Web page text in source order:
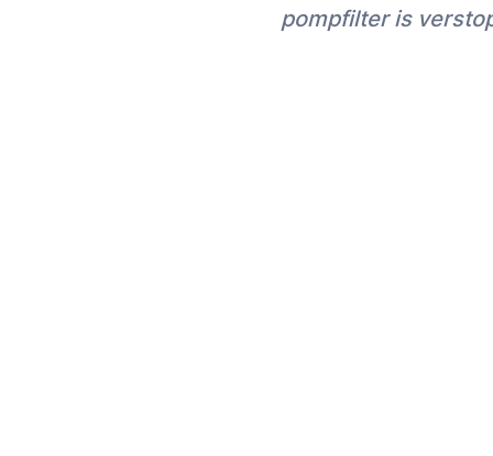
pompfilter is